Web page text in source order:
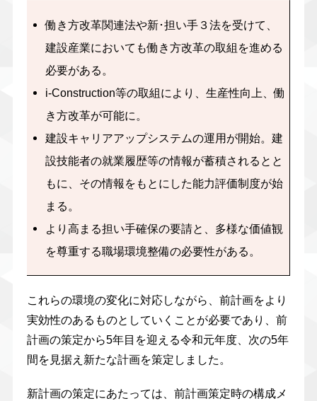
働き方改革関連法や新･担い手３法を受けて、
建設産業においても働き方改革の取組を進める
必要がある。
i-Construction等の取組により、生産性向上、働
き方改革が可能に。
建設キャリアアップシステムの運用が開始。建
設技能者の就業履歴等の情報が蓄積されるとと
もに、その情報をもとにした能力評価制度が始
まる。
より高まる担い手確保の要請と、多様な価値観
を尊重する職場環境整備の必要性がある。
これらの環境の変化に対応しながら、前計画をより
実効性のあるものとしていくことが必要であり、前
計画の策定から5年目を迎える令和元年度、次の5年
間を見据え新たな計画を策定しました。
新計画の策定にあたっては、前計画策定時の構成メ